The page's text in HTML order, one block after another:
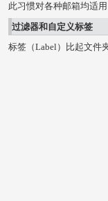
此习惯对各种邮箱均适
过滤器和自定义标签
标签（Label）比起文件